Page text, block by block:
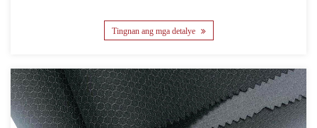
Tingnan ang mga detalye